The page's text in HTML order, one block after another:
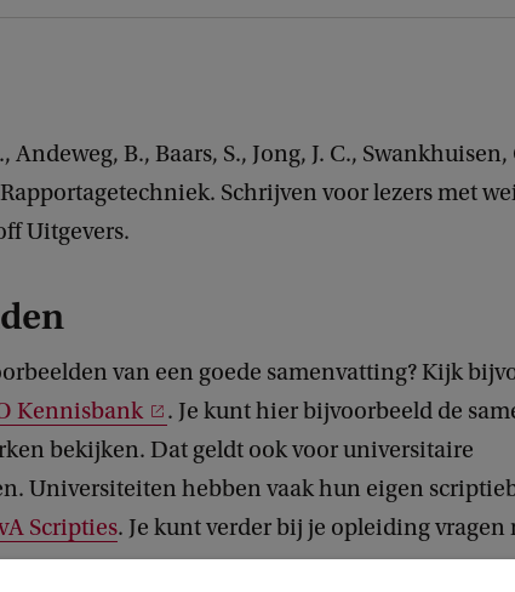
B., Baars, S., Jong, J. C., Swankhuisen,
Rapportagetechniek. Schrijven voor lezers met
Uitgevers.
van een goede samenvatting? Kijk
Kennisbank
. Je kunt hier bijvoorbeeld de
bekijken. Dat geldt ook voor universitaire
Universiteiten hebben vaak hun eigen
Scripties. Je kunt verder bij je opleiding vragen